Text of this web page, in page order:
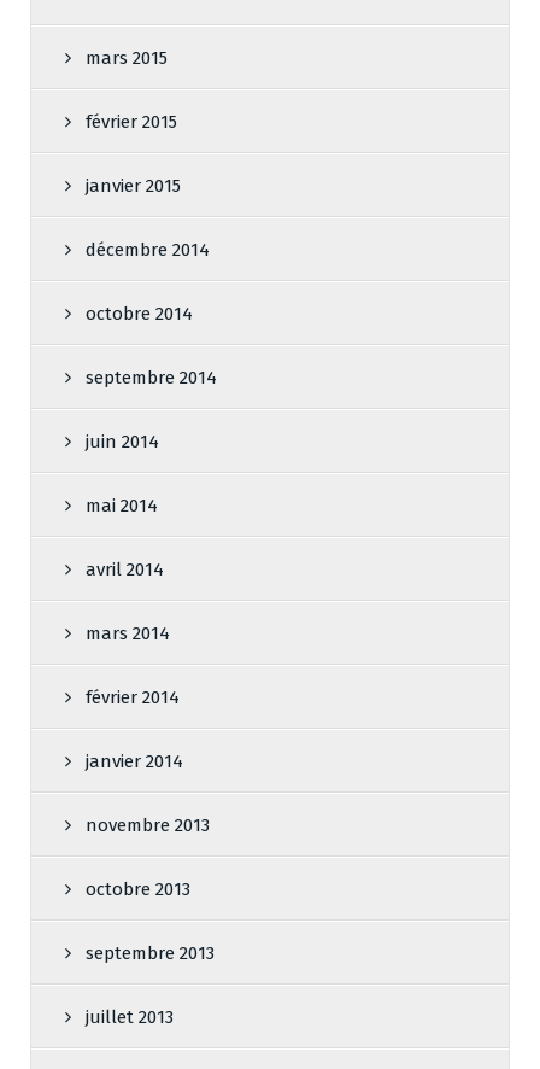
mars 2015
février 2015
janvier 2015
décembre 2014
octobre 2014
septembre 2014
juin 2014
mai 2014
avril 2014
mars 2014
février 2014
janvier 2014
novembre 2013
octobre 2013
septembre 2013
juillet 2013